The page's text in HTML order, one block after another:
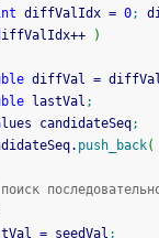
diffValIdx = 0;
++
)
diffVal =
lastVal ;
tValues candidateSeq
;
candidateSeq.
push_back(
lastVal
= seedVal ;